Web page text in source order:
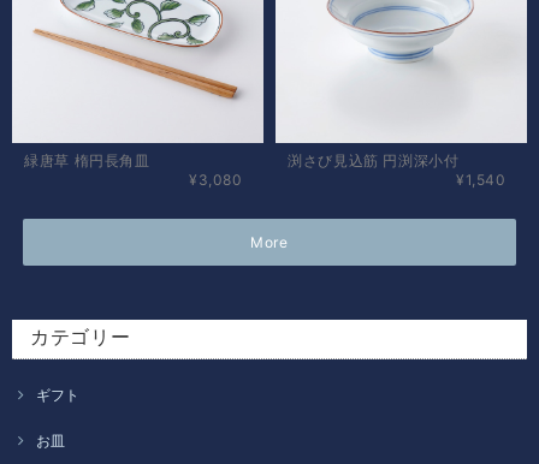
緑唐草 楕円長角皿
¥3,080
渕さび見込筋 円渕深小付
¥1,540
More
カテゴリー
ギフト
お皿